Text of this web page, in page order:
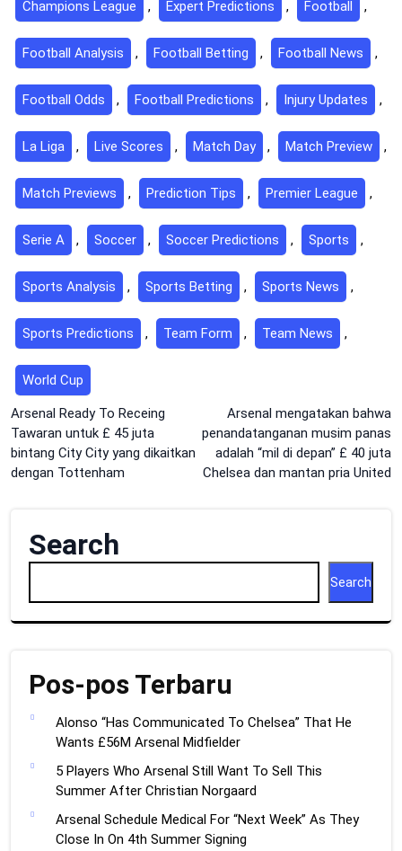
Champions League , Expert Predictions , Football ,
Football Analysis , Football Betting , Football News ,
Football Odds , Football Predictions , Injury Updates ,
La Liga , Live Scores , Match Day , Match Preview ,
Match Previews , Prediction Tips , Premier League ,
Serie A , Soccer , Soccer Predictions , Sports ,
Sports Analysis , Sports Betting , Sports News ,
Sports Predictions , Team Form , Team News ,
World Cup
Post
navigation
Arsenal Ready To Receing
Tawaran untuk £ 45 juta
bintang City City yang dikaitkan
dengan Tottenham
Arsenal mengatakan bahwa
penandatanganan musim panas
adalah “mil di depan” £ 40 juta
Chelsea dan mantan pria United
Search
Search
Pos-pos Terbaru
Alonso “Has Communicated To Chelsea” That He
Wants £56M Arsenal Midfielder
5 Players Who Arsenal Still Want To Sell This
Summer After Christian Norgaard
Arsenal Schedule Medical For “Next Week” As They
Close In On 4th Summer Signing